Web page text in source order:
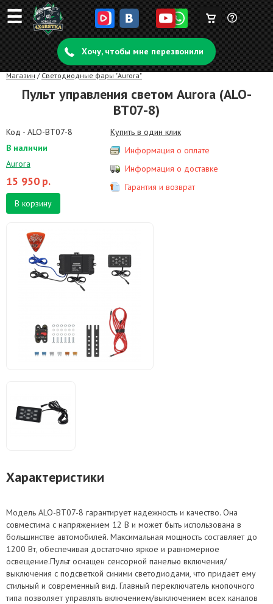
☰ Задать
вопрос
Корзина
пуста
Хочу, чтобы мне перезвонили
Магазин / Светодиодные фары "Aurora"
Пульт управления светом Aurora (ALO-
BT07-8)
Код - ALO-BT07-8
В наличии
Aurora
15 950 р.
В корзину
Купить в один клик
Информация о оплате
Информация о доставке
Гарантия и возврат
Характеристики
Модель ALO-BT07-8 гарантирует надежность и качество. Она
совместима с напряжением 12 В и может быть использована в
большинстве автомобилей. Максимальная мощность составляет до
1200 Вт, обеспечивая достаточно яркое и равномерное
освещение.Пульт оснащен сенсорной панелью включения/
выключения с подсветкой синими светодиодами, что придает ему
стильный и современный вид. Главный переключатель кнопочного
типа позволяет управлять включением/выключением всех каналов